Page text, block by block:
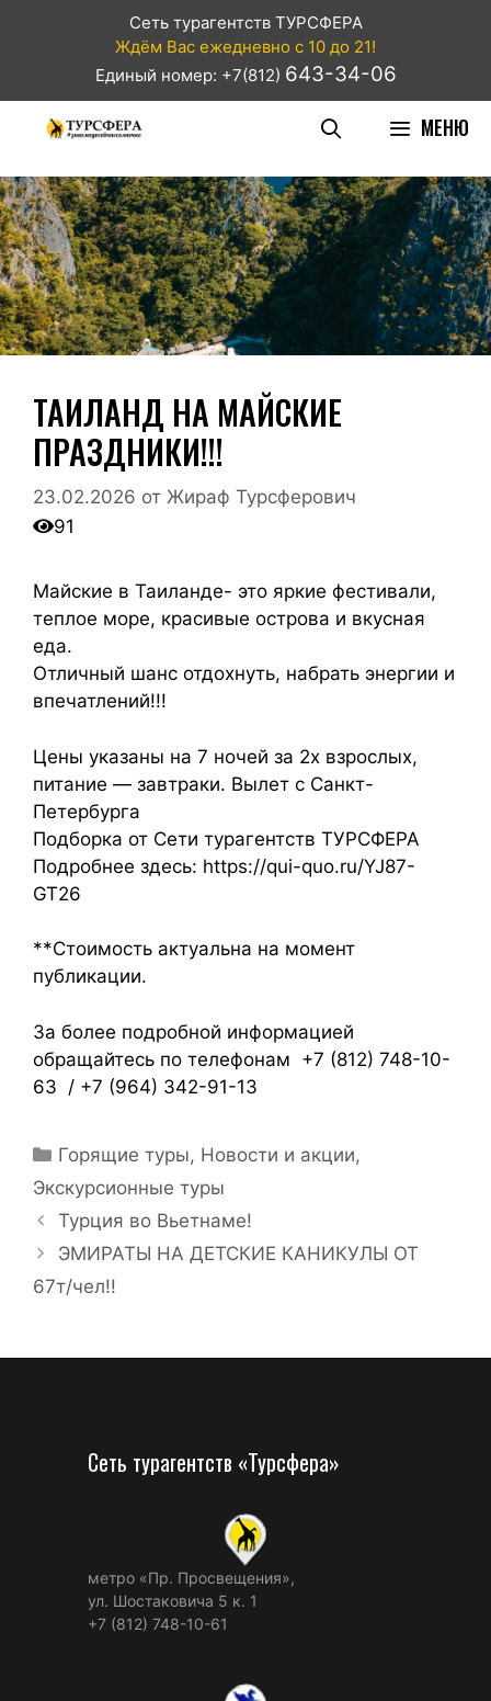
Сеть турагентств ТУРСФЕРА
Ждём Вас ежедневно с 10 до 21!
Единый номер: +7(812) 643-34-06
МЕНЮ
ТАИЛАНД НА МАЙСКИЕ
ПРАЗДНИКИ!!!
23.02.2026 от Жираф Турсферович
91
Майские в Таиланде- это яркие фестивали,
теплое море, красивые острова и вкусная
еда.
Отличный шанс отдохнуть, набрать энергии и
впечатлений!!!
Цены указаны на 7 ночей за 2х взрослых,
питание — завтраки. Вылет с Санкт-
Петербурга
Подборка от Сети турагентств ТУРСФЕРА
Подробнее здесь: https://qui-quo.ru/YJ87-
GT26
**Стоимость актуальна на момент
публикации.
За более подробной информацией
обращайтесь по телефонам +7 (812) 748-10-
63 / +7 (964) 342-91-13
Горящие туры, Новости и акции,
Экскурсионные туры
Турция во Вьетнаме!
ЭМИРАТЫ НА ДЕТСКИЕ КАНИКУЛЫ ОТ
67т/чел!!
Сеть турагентств «Турсфера»
метро «Пр. Просвещения»,
ул. Шостаковича 5 к. 1
+7 (812) 748-10-61